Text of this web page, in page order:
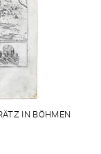
IN BÖHMEN